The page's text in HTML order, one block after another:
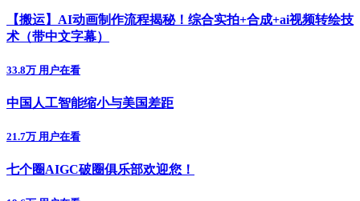
【搬运】AI动画制作流程揭秘！综合实拍+合成+ai视频转绘技
术（带中文字幕）
33.8万 用户在看
中国人工智能缩小与美国差距
21.7万 用户在看
七个圈AIGC破圈俱乐部欢迎您！